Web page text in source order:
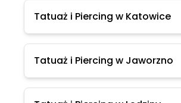
Tatuaż i Piercing w Katowice
Tatuaż i Piercing w Jaworzno